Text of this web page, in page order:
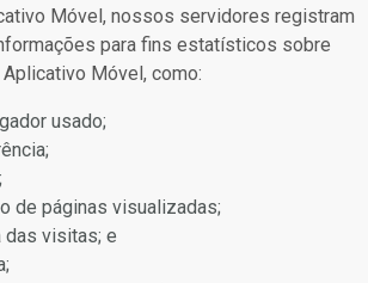
Móvel, nossos servidores registram
para fins estatísticos sobre
Móvel, como:
usado;
de páginas visualizadas;
das visitas; e